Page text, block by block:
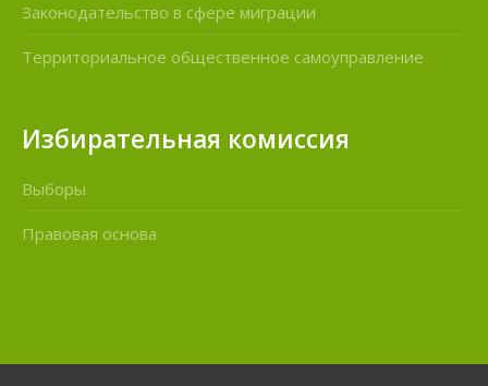
Законодательство в сфере миграции
Территориальное общественное самоуправление
Избирательная комиссия
Выборы
Правовая основа